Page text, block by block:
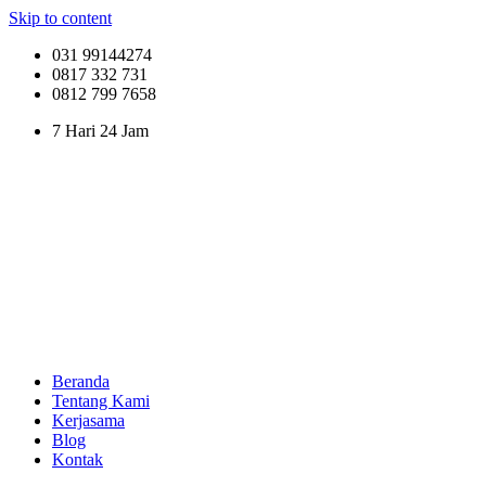
Skip to content
031 99144274
0817 332 731
0812 799 7658
7 Hari 24 Jam
Beranda
Tentang Kami
Kerjasama
Blog
Kontak